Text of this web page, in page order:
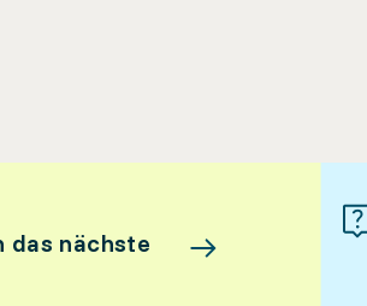
das nächste